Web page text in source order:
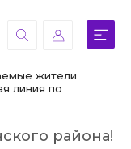
жители
линия по
района!